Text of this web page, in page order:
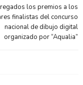
los premios a los
finalistas del concurso
nacional de dibujo digital
organizado por “Aqualia”